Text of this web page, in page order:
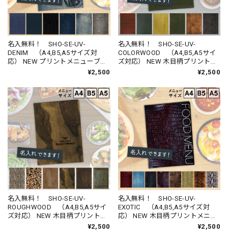
名入無料！ SHO-SE-UV-
DENIM （A4,B5,A5サイズ対
応） NEW プリントメニューブッ
¥2,500
名入無料！ SHO-SE-UV-
COLORWOOD （A4,B5,A5サイ
ズ対応） NEW 木目柄プリントメ
ニューブック （受注生産品）
¥2,500
名入無料！ SHO-SE-UV-
ROUGHWOOD （A4,B5,A5サイ
ズ対応） NEW 木目柄プリントメ
ニューブック （受注生産品）
¥2,500
名入無料！ SHO-SE-UV-
EXOTIC （A4,B5,A5サイズ対
応） NEW 木目柄プリントメニュ
ーブック （受注生産品）¥2,500